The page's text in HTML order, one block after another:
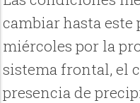
cambiar hasta
miércoles por la
sistema frontal, el
presencia de